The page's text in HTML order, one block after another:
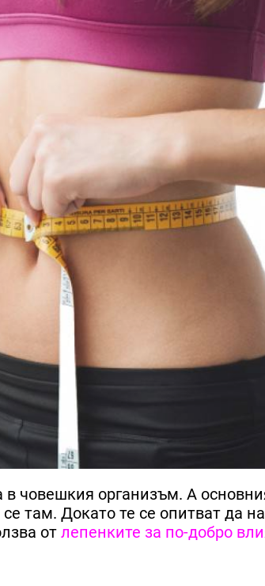
в човешкия организъм. А
там. Докато те се опитват да
от лепенките за по-добро